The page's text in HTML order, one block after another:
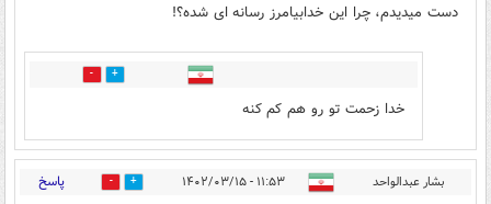
دست میدیدم، چرا این خدابیامرز رسانه ای شده؟!
2
خدا زحمت تو رو هم کم کنه
بشار عبدالواحد ۱۱:۵۳ - ۱۴۰۲/۰۳/۱۵ 16 پاسخ